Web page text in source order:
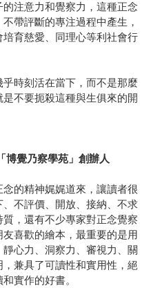
注意力和覺察力，這種正念
帶評斷的專注過程中產生，
育慈愛、同理心等利社會行
時刻活在當下，而不是那麼
不要扼殺這種與生俱來的開
博覺乃察學苑」創辦人
的精神娓娓道來，讓讀者很
不評價、開放、接納、不求
，還有不少專家對正念覺察
喜歡的繪本，最重要的是用
心力、洞察力、審視力、關
兼具了可讀性和實用性，絕
實作的好書。